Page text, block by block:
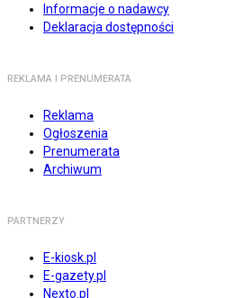
Informacje o nadawcy
Deklaracja dostępności
REKLAMA I PRENUMERATA
Reklama
Ogłoszenia
Prenumerata
Archiwum
PARTNERZY
E-kiosk.pl
E-gazety.pl
Nexto.pl